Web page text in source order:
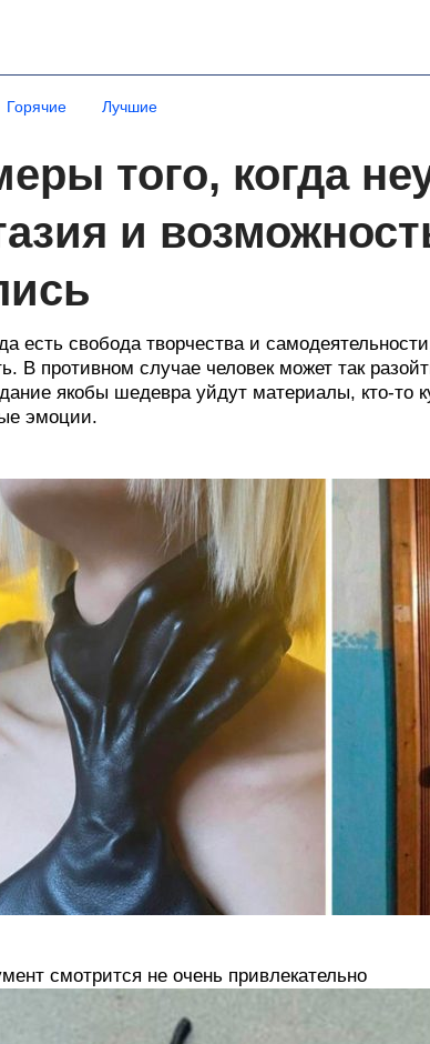
Горячие Лучшие
того, когда
и
есть свобода творчества и
В противном случае человек может так
якобы шедевра уйдут материалы, кто-то
эмоции.
смотрится не очень привлекательно